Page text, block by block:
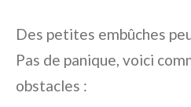
Des petites embûches
Pas de panique, voici
obstacles :